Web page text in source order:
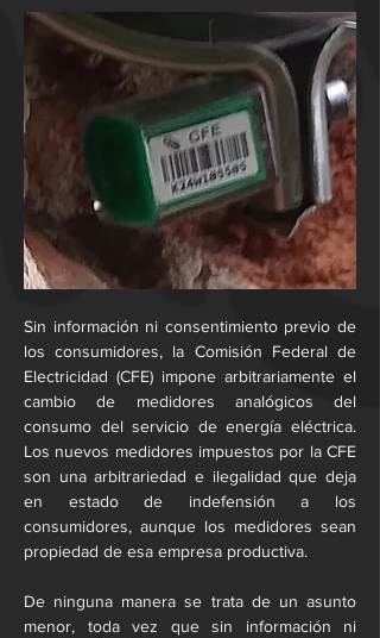
Sin información ni consentimiento previo de
los consumidores, la Comisión Federal de
Electricidad (CFE) impone arbitrariamente el
cambio de medidores analógicos del
consumo del servicio de energía eléctrica.
Los nuevos medidores impuestos por la CFE
son una arbitrariedad e ilegalidad que deja
en estado de indefensión a los
consumidores, aunque los medidores sean
propiedad de esa empresa productiva.
De ninguna manera se trata de un asunto
menor, toda vez que sin información ni